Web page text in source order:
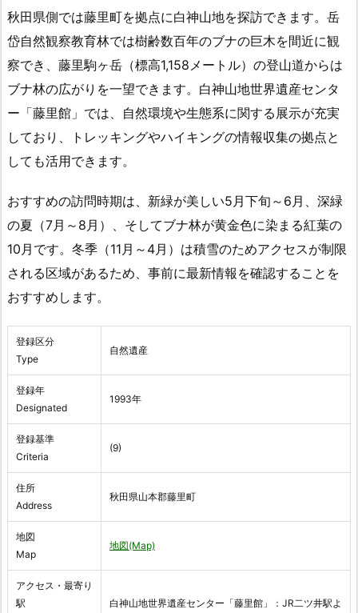
秋田県側では藤里町を拠点に白神山地を探訪できます。岳
岱自然観察教育林では樹齢数百年のブナの巨木を間近に観
察でき、藤里駒ヶ岳（標高1,158メートル）の登山道からは
ブナ林の広がりを一望できます。白神山地世界遺産センタ
ー「藤里館」では、自然環境や生態系に関する展示が充実
しており、トレッキングやハイキングの情報収集の拠点と
しても活用できます。
おすすめの訪問時期は、新緑が美しい5月下旬～6月、深緑
の夏（7月～8月）、そしてブナ林が黄金色に染まる紅葉の
10月です。冬季（11月～4月）は積雪のためアクセスが制限
される区域があるため、事前に最新情報を確認することを
おすすめします。
登録区分
Type
自然遺産
登録年
Designated
1993年
登録基準
Criteria
(9)
住所
Address
秋田県山本郡藤里町
地図
Map
地図(Map)
アクセス・最寄り
駅
白神山地世界遺産センター「藤里館」：JR二ツ井駅よ